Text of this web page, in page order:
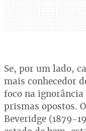
Se, por um lado,
mais conhecedor
foco na ignorância
prismas opostos.
Beveridge (1879-